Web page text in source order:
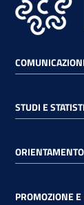
STUDI E
PROMOZIONE